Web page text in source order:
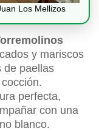
Los Mellizos
y mariscos
de paellas
perfecta,
con una
blanco.